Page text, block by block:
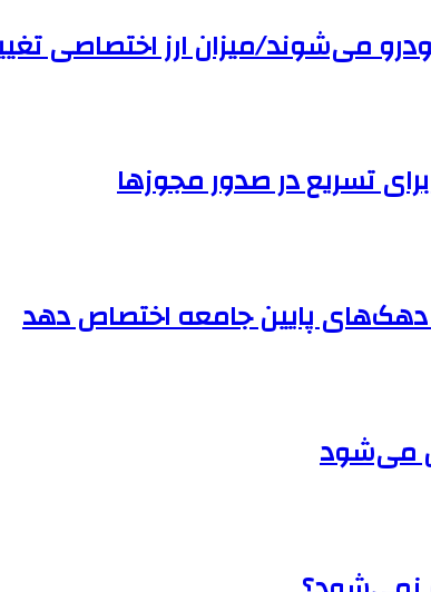
می‌شوند/میزان ارز اختصاصی
می‌شود